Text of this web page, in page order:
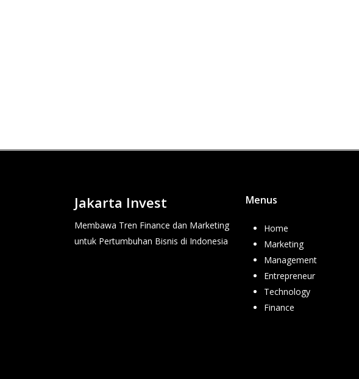
Jakarta Invest
Membawa Tren Finance dan Marketing
untuk Pertumbuhan Bisnis di Indonesia
Menus
Home
Marketing
Management
Entrepreneur
Technology
Finance